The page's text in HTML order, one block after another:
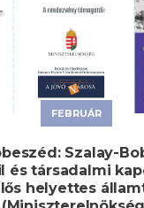
FEBRUÁR
Szalay-
és társadalmi
helyettes